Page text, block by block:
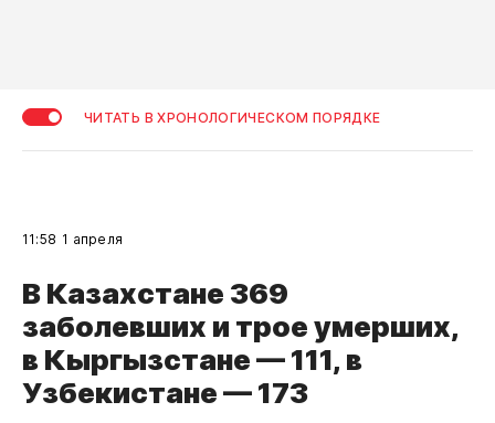
ЧИТАТЬ В ХРОНОЛОГИЧЕСКОМ ПОРЯДКЕ
11:58 1 апреля
В Казахстане 369
заболевших и трое умерших,
в Кыргызстане — 111, в
Узбекистане — 173